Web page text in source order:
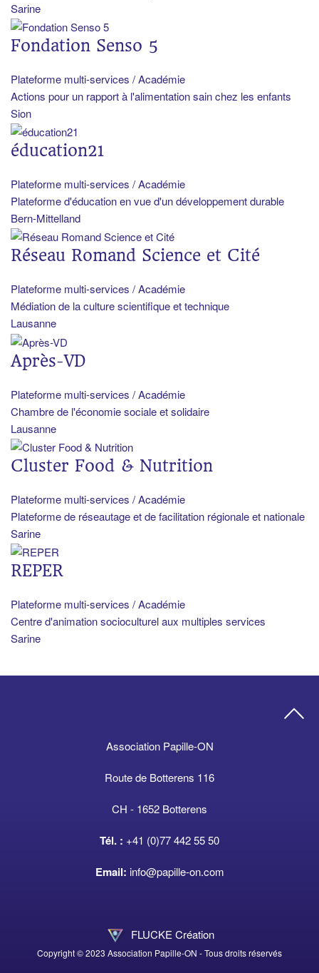
Sarine
Fondation Senso 5
Plateforme multi-services / Académie
Actions pour un rapport à l'alimentation sain chez les enfants
Sion
éducation21
Plateforme multi-services / Académie
Plateforme d'éducation en vue d'un développement durable
Bern-Mittelland
Réseau Romand Science et Cité
Plateforme multi-services / Académie
Médiation de la culture scientifique et technique
Lausanne
Après-VD
Plateforme multi-services / Académie
Chambre de l'économie sociale et solidaire
Lausanne
Cluster Food & Nutrition
Plateforme multi-services / Académie
Plateforme de réseautage et de facilitation régionale et nationale
Sarine
REPER
Plateforme multi-services / Académie
Centre d'animation socioculturel aux multiples services
Sarine
Association Papille-ON
Route de Botterens 116
CH - 1652 Botterens
Tél. : +41 (0)77 442 55 50
Email: info@papille-on.com
FLUCKE Création
Copyright © 2023 Association Papille-ON - Tous droits réservés